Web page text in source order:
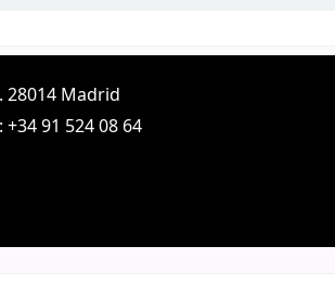
28014 Madrid
91 524 08 64